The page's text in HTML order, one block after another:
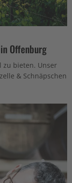
Offenburg
zu bieten. Unser
& Schnäpschen